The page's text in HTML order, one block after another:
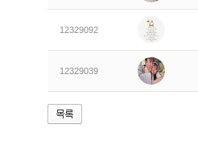
12329092
12329039